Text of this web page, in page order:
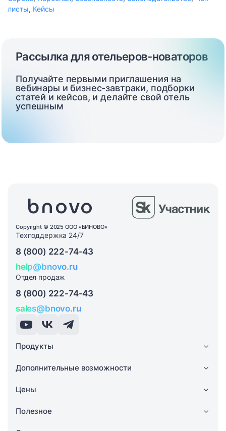
листы, Кейсы
Рассылка для отельеров-новаторов
Получайте первыми приглашения на
вебинары и бизнес-завтраки, подборки
статей и кейсов, и делайте свой отель
успешным
Copyright © 2025 ООО «БИНОВО»
Техподдержка 24/7
8 (800) 222-74-43
help@bnovo.ru
Отдел продаж
8 (800) 222-74-43
sales@bnovo.ru
Продукты
Дополнительные возможности
Цены
Полезное